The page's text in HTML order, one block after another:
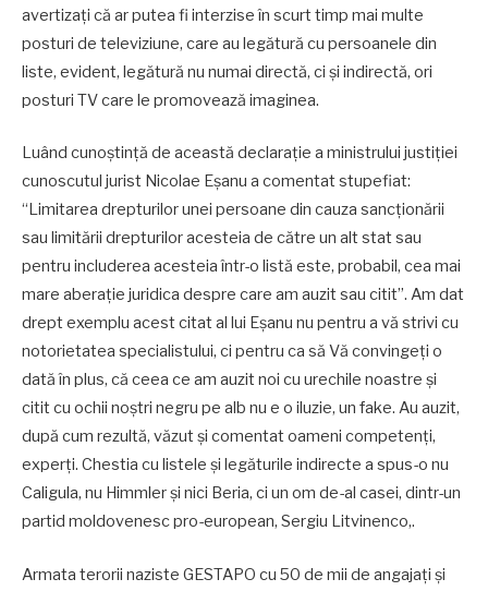
avertizați că ar putea fi interzise în scurt timp mai multe
posturi de televiziune, care au legătură cu persoanele din
liste, evident, legătură nu numai directă, ci și indirectă, ori
posturi TV care le promovează imaginea.
Luând cunoștință de această declarație a ministrului justiției
cunoscutul jurist Nicolae Eșanu a comentat stupefiat:
“Limitarea drepturilor unei persoane din cauza sancționării
sau limitării drepturilor acesteia de către un alt stat sau
pentru includerea acesteia într-o listă este, probabil, cea mai
mare aberație juridica despre care am auzit sau citit”. Am dat
drept exemplu acest citat al lui Eșanu nu pentru a vă strivi cu
notorietatea specialistului, ci pentru ca să Vă convingeți o
dată în plus, că ceea ce am auzit noi cu urechile noastre și
citit cu ochii noștri negru pe alb nu e o iluzie, un fake. Au auzit,
după cum rezultă, văzut și comentat oameni competenți,
experți. Chestia cu listele și legăturile indirecte a spus-o nu
Caligula, nu Himmler și nici Beria, ci un om de-al casei, dintr-un
partid moldovenesc pro-european, Sergiu Litvinenco,.
Armata terorii naziste GESTAPO cu 50 de mii de angajați și